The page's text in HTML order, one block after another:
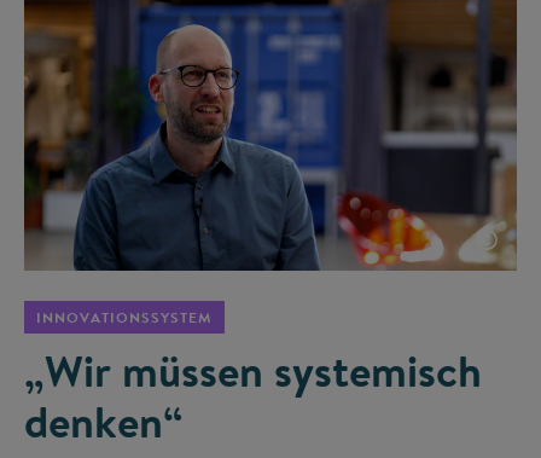
©
INNOVATIONSSYSTEM
„Wir müssen systemisch
denken“